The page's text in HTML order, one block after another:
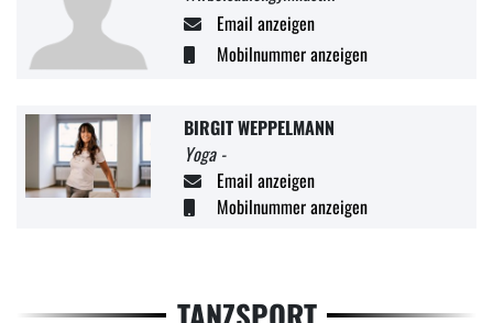
Email anzeigen
Mobilnummer anzeigen
BIRGIT WEPPELMANN
Yoga -
Email anzeigen
Mobilnummer anzeigen